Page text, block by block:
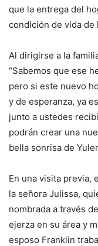
que la entrega del
condición de vida de
Al dirigirse a la
“Sabemos que ese
pero si este nuevo
y de esperanza, ya
junto a ustedes
podrán crear una
bella sonrisa de
En una visita previa,
la señora Julissa,
nombrada a través
ejerza en su área y
esposo Franklin